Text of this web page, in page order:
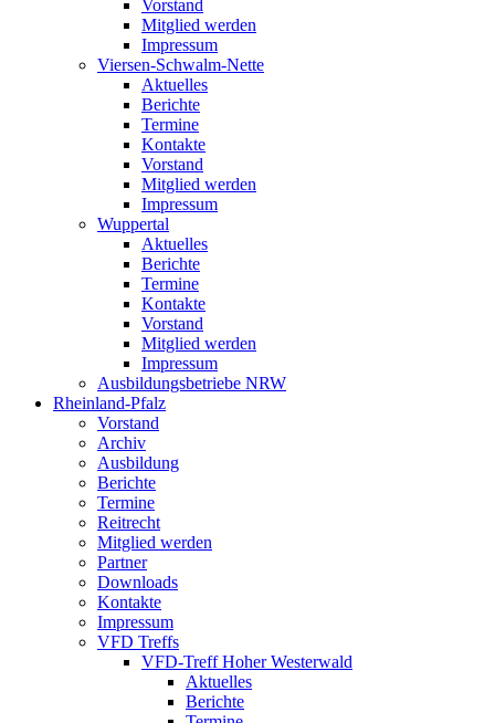
Vorstand
Mitglied werden
Impressum
Viersen-Schwalm-Nette
Aktuelles
Berichte
Termine
Kontakte
Vorstand
Mitglied werden
Impressum
Wuppertal
Aktuelles
Berichte
Termine
Kontakte
Vorstand
Mitglied werden
Impressum
Ausbildungsbetriebe NRW
Rheinland-Pfalz
Vorstand
Archiv
Ausbildung
Berichte
Termine
Reitrecht
Mitglied werden
Partner
Downloads
Kontakte
Impressum
VFD Treffs
VFD-Treff Hoher Westerwald
Aktuelles
Berichte